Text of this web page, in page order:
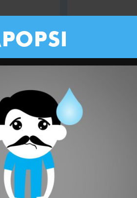
λαλεί ο
που τα
LTD